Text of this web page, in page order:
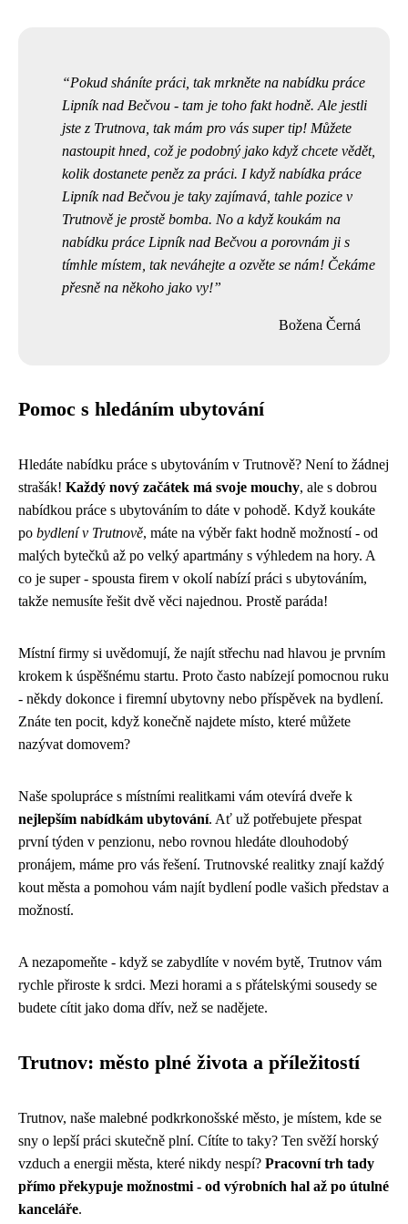
Pokud sháníte práci, tak mrkněte na nabídku práce
Lipník nad Bečvou - tam je toho fakt hodně. Ale jestli
jste z Trutnova, tak mám pro vás super tip! Můžete
nastoupit hned, což je podobný jako když chcete vědět,
kolik dostanete peněz za práci. I když nabídka práce
Lipník nad Bečvou je taky zajímavá, tahle pozice v
Trutnově je prostě bomba. No a když koukám na
nabídku práce Lipník nad Bečvou a porovnám ji s
tímhle místem, tak neváhejte a ozvěte se nám! Čekáme
přesně na někoho jako vy!
Božena Černá
Pomoc s hledáním ubytování
Hledáte nabídku práce s ubytováním v Trutnově? Není to žádnej
strašák! Každý nový začátek má svoje mouchy, ale s dobrou
nabídkou práce s ubytováním to dáte v pohodě. Když koukáte
po bydlení v Trutnově, máte na výběr fakt hodně možností - od
malých bytečků až po velký apartmány s výhledem na hory. A
co je super - spousta firem v okolí nabízí práci s ubytováním,
takže nemusíte řešit dvě věci najednou. Prostě paráda!
Místní firmy si uvědomují, že najít střechu nad hlavou je prvním
krokem k úspěšnému startu. Proto často nabízejí pomocnou ruku
- někdy dokonce i firemní ubytovny nebo příspěvek na bydlení.
Znáte ten pocit, když konečně najdete místo, které můžete
nazývat domovem?
Naše spolupráce s místními realitkami vám otevírá dveře k
nejlepším nabídkám ubytování. Ať už potřebujete přespat
první týden v penzionu, nebo rovnou hledáte dlouhodobý
pronájem, máme pro vás řešení. Trutnovské realitky znají každý
kout města a pomohou vám najít bydlení podle vašich představ a
možností.
A nezapomeňte - když se zabydlíte v novém bytě, Trutnov vám
rychle přiroste k srdci. Mezi horami a s přátelskými sousedy se
budete cítit jako doma dřív, než se nadějete.
Trutnov: město plné života a příležitostí
Trutnov, naše malebné podkrkonošské město, je místem, kde se
sny o lepší práci skutečně plní. Cítíte to taky? Ten svěží horský
vzduch a energii města, které nikdy nespí? Pracovní trh tady
přímo překypuje možnostmi - od výrobních hal až po útulné
kanceláře.